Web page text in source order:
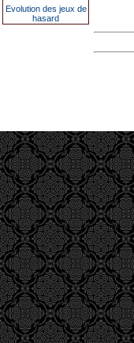
Evolution des jeux de
hasard